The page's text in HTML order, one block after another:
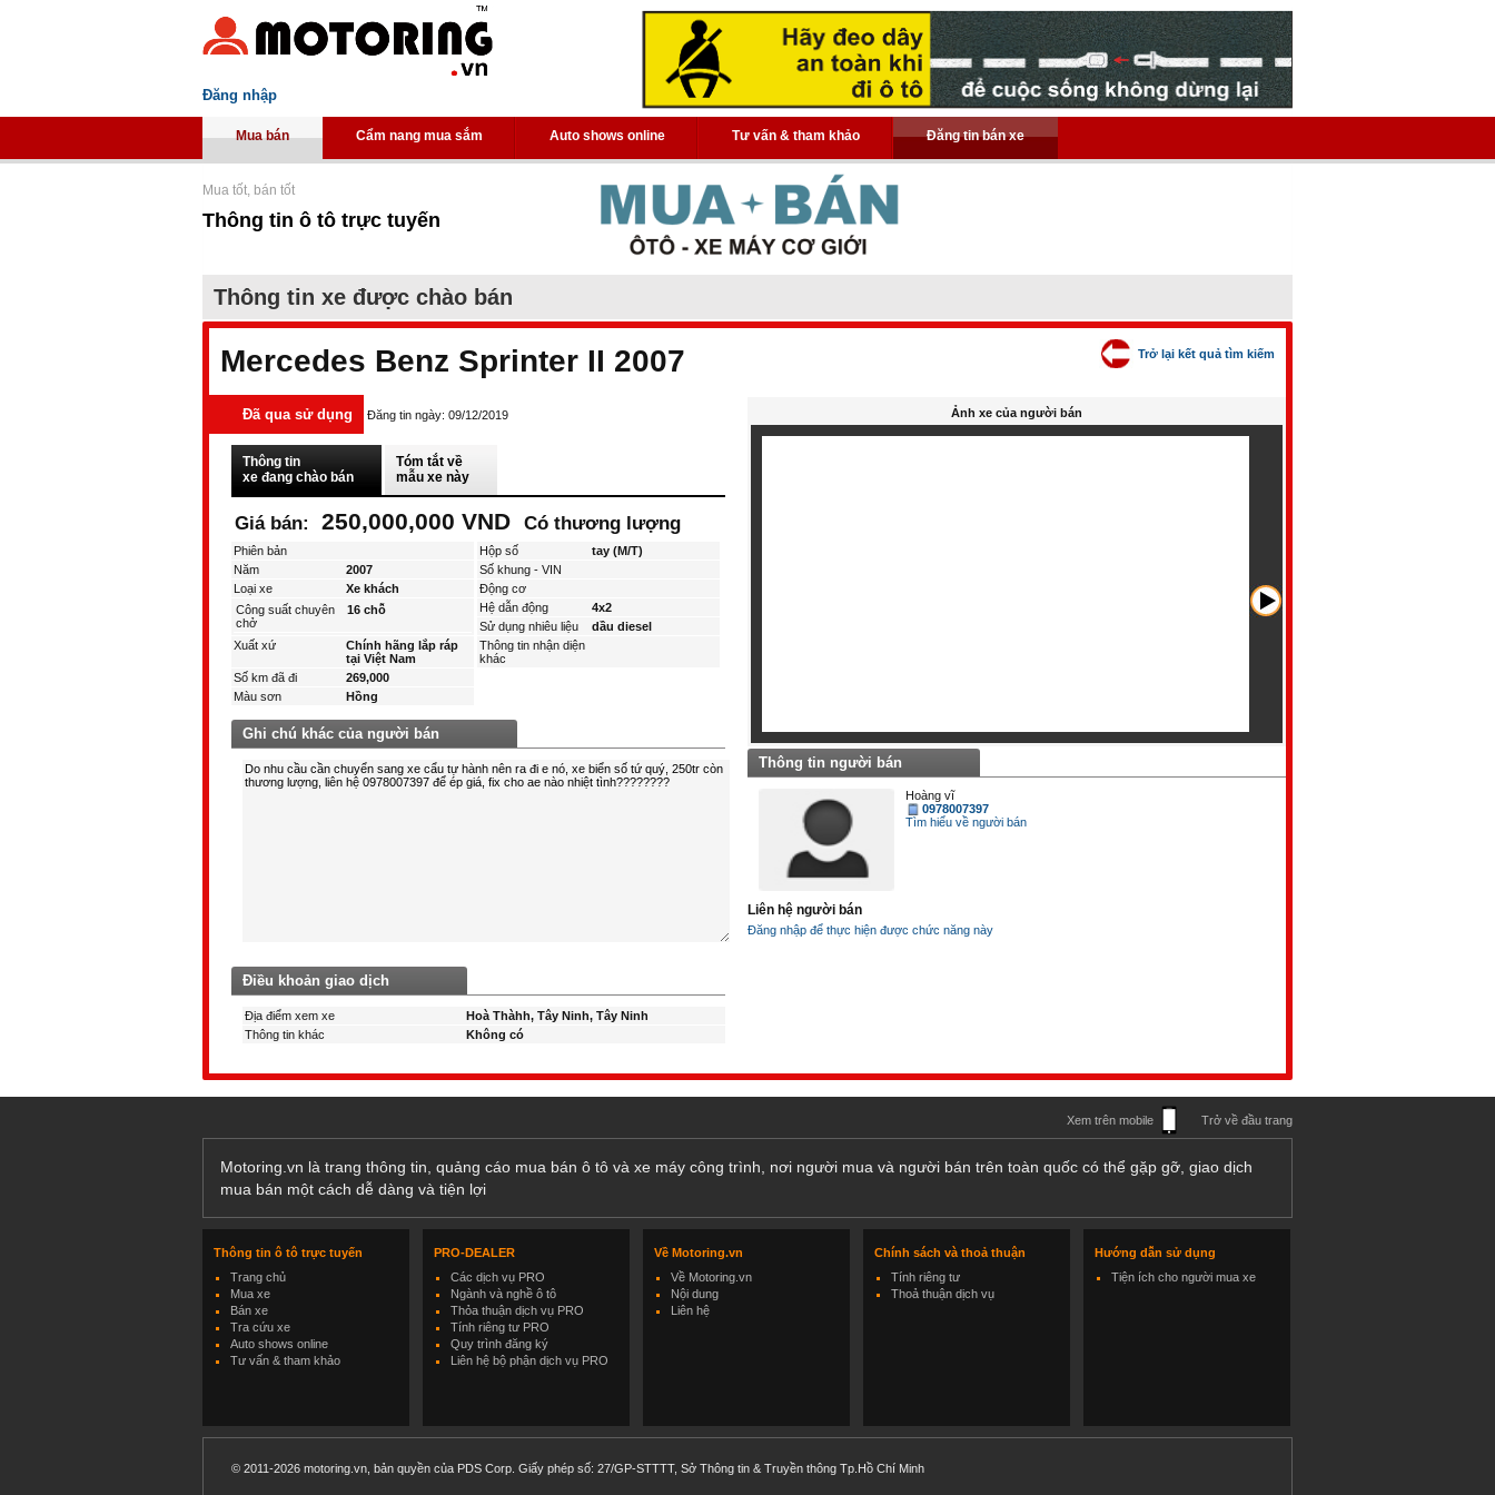
Đăng nhập
Mua bán Cẩm nang mua sắm Auto shows online Tư vấn & tham khảo Đăng tin bán xe
Mua tốt, bán tốt
Thông tin ô tô trực tuyến
Thông tin xe được chào bán
Mercedes Benz Sprinter II 2007
Đã qua sử dụng Đăng tin ngày: 09/12/2019
Thông tin
xe đang chào bán
Tóm tắt về
mẫu xe này
Giá bán: 250,000,000 VND Có thương lượng
Phiên bản
Năm
2007
Loại xe
Xe khách
Công suất chuyên
chở
16 chỗ
Xuất xứ
Chính hãng lắp ráp
tại Việt Nam
Số km đã đi
269,000
Màu sơn
Hồng
Hộp số
tay (M/T)
Số khung - VIN
Động cơ
Hệ dẫn động
4x2
Sử dụng nhiêu liệu
dầu diesel
Thông tin nhận diện
khác
Ghi chú khác của người bán
Điều khoản giao dịch
Địa điểm xem xe
Hoà Thàhh, Tây Ninh, Tây Ninh
Thông tin khác
Không có
Trở lại kết quả tìm kiếm
Ảnh xe của người bán
Thông tin người bán
Hoàng vĩ
0978007397
Tìm hiểu về người bán
Liên hệ người bán
Đăng nhập để thực hiện được chức năng này
Xem trên mobile Trở về đầu trang
Motoring.vn là trang thông tin, quảng cáo mua bán ô tô và xe máy công trình, nơi người mua và người bán trên toàn quốc có thể gặp gỡ, giao dịch
mua bán một cách dễ dàng và tiện lợi
Thông tin ô tô trực tuyến
Trang chủ
Mua xe
Bán xe
Tra cứu xe
Auto shows online
Tư vấn & tham khảo
PRO-DEALER
Các dịch vụ PRO
Ngành và nghề ô tô
Thỏa thuận dịch vụ PRO
Tính riêng tư PRO
Quy trình đăng ký
Liên hệ bộ phận dịch vụ PRO
Về Motoring.vn
Về Motoring.vn
Nội dung
Liên hệ
Chính sách và thoả thuận
Tính riêng tư
Thoả thuận dịch vụ
Hướng dẫn sử dụng
Tiện ích cho người mua xe
© 2011-2026 motoring.vn, bản quyền của PDS Corp. Giấy phép số: 27/GP-STTTT, Sở Thông tin & Truyền thông Tp.Hồ Chí Minh